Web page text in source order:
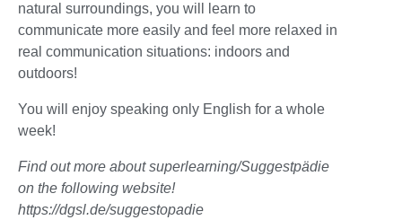
natural surroundings, you will learn to
communicate more easily and feel more relaxed in
real communication situations: indoors and
outdoors!
You will enjoy speaking only English for a whole
week!
Find out more about superlearning/Suggestpädie
on the following website!
https://dgsl.de/suggestopadie